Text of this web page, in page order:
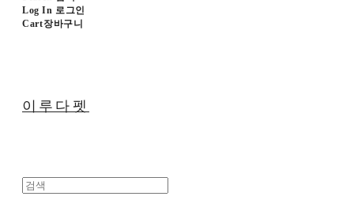
Log In 로그인
Cart장바구니
이루다펫